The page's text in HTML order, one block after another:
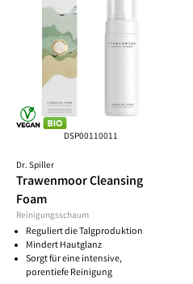
DSP00110011
Dr. Spiller
Trawenmoor Cleansing
Foam
Reinigungsschaum
Reguliert die Talgproduktion
Mindert Hautglanz
Sorgt für eine intensive,
porentiefe Reinigung